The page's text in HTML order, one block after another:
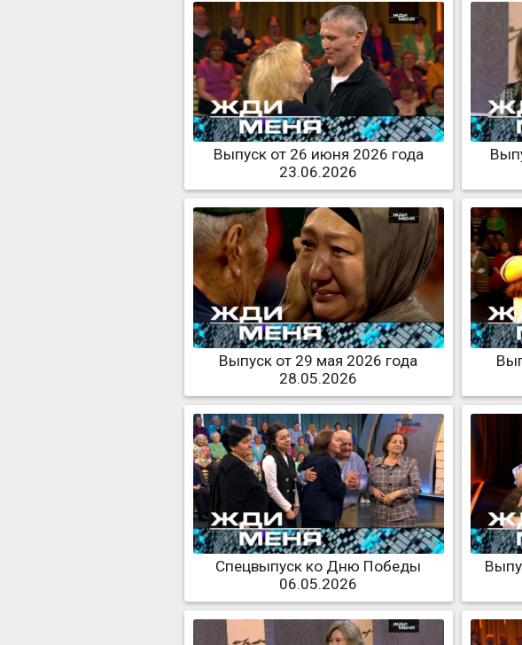
Выпуск от 26 июня 2026 года
23.06.2026
Выпуск от 29 мая 2026 года
28.05.2026
Спецвыпуск ко Дню Победы
06.05.2026